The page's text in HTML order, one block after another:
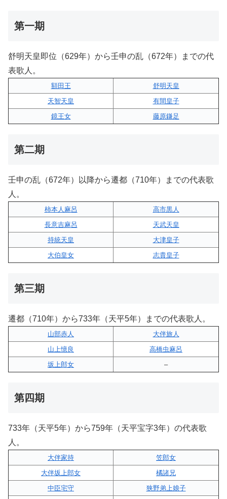
第一期
舒明天皇即位（629年）から壬申の乱（672年）までの代
表歌人。
額田王
舒明天皇
天智天皇
有間皇子
鏡王女
藤原鎌足
第二期
壬申の乱（672年）以降から遷都（710年）までの代表歌
人。
柿本人麻呂
高市黒人
長意吉麻呂
天武天皇
持統天皇
大津皇子
大伯皇女
志貴皇子
第三期
遷都（710年）から733年（天平5年）までの代表歌人。
山部赤人
大伴旅人
山上憶良
高橋虫麻呂
坂上郎女
–
第四期
733年（天平5年）から759年（天平宝字3年）の代表歌
人。
大伴家持
笠郎女
大伴坂上郎女
橘諸兄
中臣宅守
狭野弟上娘子